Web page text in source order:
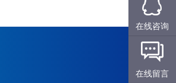
在线咨询
在线留言